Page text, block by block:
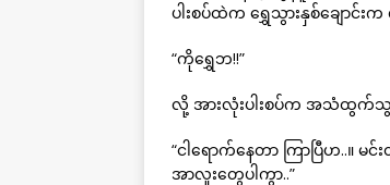
ပါးစပ်ထဲက ရွှေသွားနှစ်ချော
“ကိုရွှေဘ!!”
လို့ အားလုံးပါးစပ်က အသံထွက်
“ငါရောက်နေတာ ကြာပြီဟ..။
အာလူးတွေပါကွာ..”